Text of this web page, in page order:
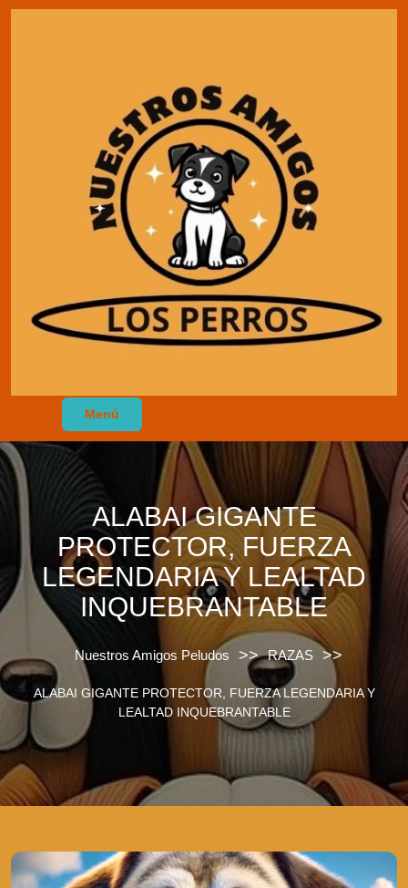
Menú
ALABAI GIGANTE
PROTECTOR, FUERZA
LEGENDARIA Y LEALTAD
INQUEBRANTABLE
Nuestros Amigos Peludos >> RAZAS >>
ALABAI GIGANTE PROTECTOR, FUERZA LEGENDARIA Y
LEALTAD INQUEBRANTABLE